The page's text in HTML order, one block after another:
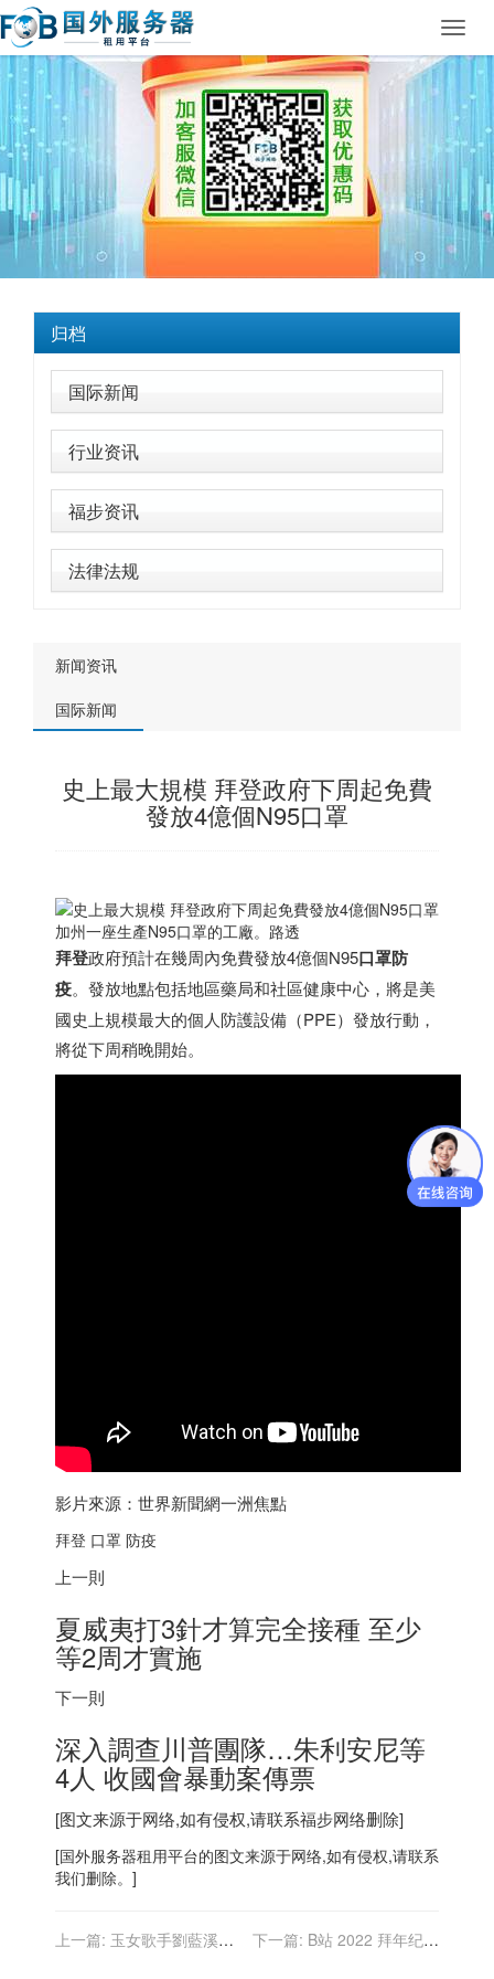
归档
国际新闻
行业资讯
福步资讯
法律法规
新闻资讯
国际新闻
史上最大規模 拜登政府下周起免費
發放4億個N95口罩
加州一座生產N95口罩的工廠。路透
拜登政府預計在幾周內免費發放4億個N95口罩防
疫。發放地點包括地區藥局和社區健康中心，將是美
國史上規模最大的個人防護設備（PPE）發放行動，
將從下周稍晚開始。
影片來源：世界新聞網一洲焦點
拜登 口罩 防疫
上一則
夏威夷打3針才算完全接種 至少
等2周才實施
下一則
深入調查川普團隊…朱利安尼等
4人 收國會暴動案傳票
[图文来源于网络,如有侵权,请联系福步网络删除]
[国外服务器租用平台的图文来源于网络,如有侵权,请联系
我们删除。]
上一篇: 玉女歌手劉藍溪嫁
下一篇: B站 2022 拜年纪节